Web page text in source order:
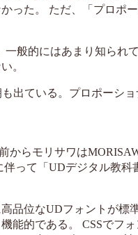
った。 ただ、「プロポ
般的にはあまり知られ
。
出ている。プロポーシ
らモリサワは
って「UDデジタル教
品位なUDフォントが
能的である。 CSSでフ